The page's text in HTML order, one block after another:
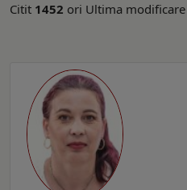
Citit 1452 ori Ultima